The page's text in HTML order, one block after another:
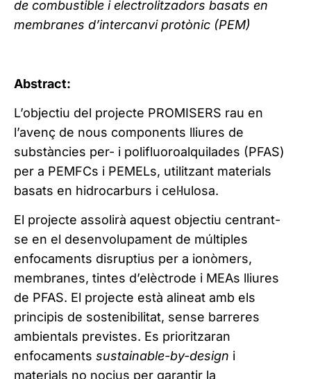
de combustible i electrolitzadors basats en
membranes d’intercanvi protònic (PEM)
Abstract:
L’objectiu del projecte PROMISERS rau en
l’avenç de nous components lliures de
substàncies per- i polifluoroalquilades (PFAS)
per a PEMFCs i PEMELs, utilitzant materials
basats en hidrocarburs i cel·lulosa.
El projecte assolirà aquest objectiu centrant-
se en el desenvolupament de múltiples
enfocaments disruptius per a ionòmers,
membranes, tintes d’elèctrode i MEAs lliures
de PFAS. El projecte està alineat amb els
principis de sostenibilitat, sense barreres
ambientals previstes. Es prioritzaran
enfocaments sustainable-by-design i
materials no nocius per garantir la